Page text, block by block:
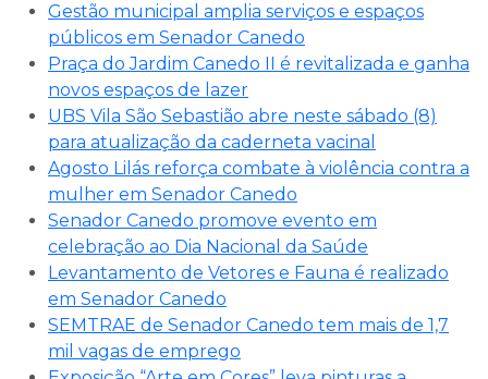
Gestão municipal amplia serviços e espaços
públicos em Senador Canedo
Praça do Jardim Canedo II é revitalizada e ganha
novos espaços de lazer
UBS Vila São Sebastião abre neste sábado (8)
para atualização da caderneta vacinal
Agosto Lilás reforça combate à violência contra a
mulher em Senador Canedo
Senador Canedo promove evento em
celebração ao Dia Nacional da Saúde
Levantamento de Vetores e Fauna é realizado
em Senador Canedo
SEMTRAE de Senador Canedo tem mais de 1,7
mil vagas de emprego